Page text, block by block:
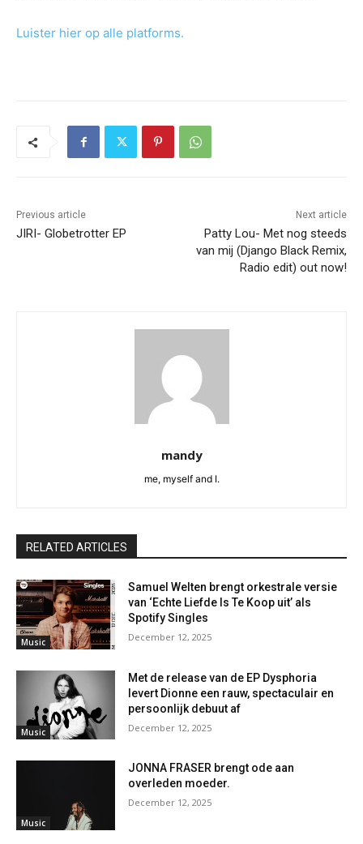
Luister hier op alle platforms.
Previous article
JIRI- Globetrotter EP
Next article
Patty Lou- Met nog steeds
van mij (Django Black Remix,
Radio edit) out now!
mandy
me, myself and I.
RELATED ARTICLES
Music
Samuel Welten brengt orkestrale versie
van ‘Echte Liefde Is Te Koop uit’ als
Spotify Singles
December 12, 2025
Music
Met de release van de EP Dysphoria
levert Dionne een rauw, spectaculair en
persoonlijk debuut af
December 12, 2025
Music
JONNA FRASER brengt ode aan
overleden moeder.
December 12, 2025